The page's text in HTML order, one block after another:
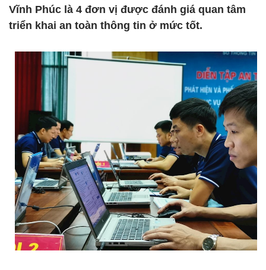
Vĩnh Phúc là 4 đơn vị được đánh giá quan tâm
triển khai an toàn thông tin ở mức tốt.